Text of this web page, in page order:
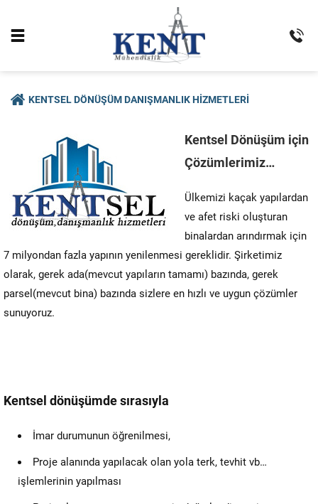
KENTSEL DÖNÜŞÜM DANIŞMANLIK HIZMETLERI
Kentsel Dönüşüm için
Çözümlerimiz…
Ülkemizi kaçak yapılardan
ve afet riski oluşturan
binalardan arındırmak için
7 milyondan fazla yapının yenilenmesi gereklidir. Şirketimiz
olarak, gerek ada(mevcut yapıların tamamı) bazında, gerek
parsel(mevcut bina) bazında sizlere en hızlı ve uygun çözümler
sunuyoruz.
Kentsel dönüşümde sırasıyla
İmar durumunun öğrenilmesi,
Proje alanında yapılacak olan yola terk, tevhit vb…
işlemlerinin yapılması